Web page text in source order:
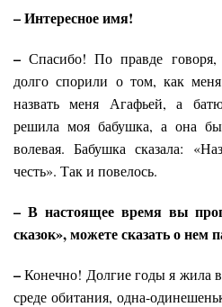
– Интересное имя!
– Спасибо! По правде
долго спорили о том, как
назвать меня Агафьей, а
решила моя бабушка, а она
волевая. Бабушка сказала:
честь». Так и повелось.
– В настоящее время вы
сказок», можете сказать о нем
–Конечно! Долгие годы я жила в
среде обитания, одна-